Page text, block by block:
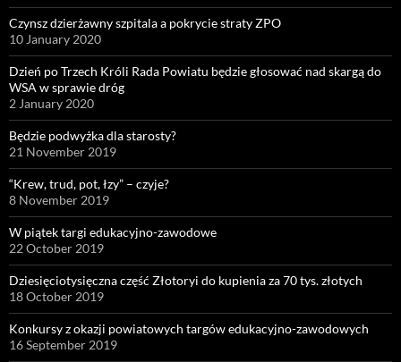
Czynsz dzierżawny szpitala a pokrycie straty ZPO
10 January 2020
Dzień po Trzech Króli Rada Powiatu będzie głosować nad skargą do
WSA w sprawie dróg
2 January 2020
Będzie podwyżka dla starosty?
21 November 2019
“Krew, trud, pot, łzy” – czyje?
8 November 2019
W piątek targi edukacyjno-zawodowe
22 October 2019
Dziesięciotysięczna część Złotoryi do kupienia za 70 tys. złotych
18 October 2019
Konkursy z okazji powiatowych targów edukacyjno-zawodowych
16 September 2019